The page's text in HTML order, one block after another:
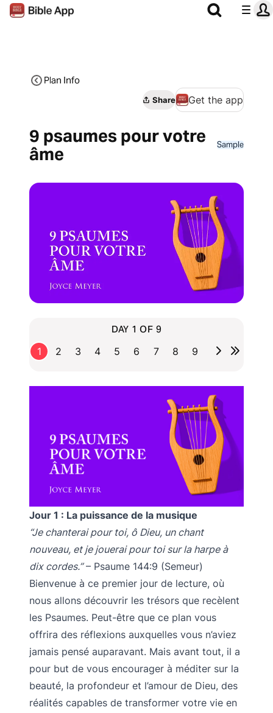
Plan Info
Share Get the app
9 psaumes pour votre
âme
Sample
DAY 1 OF 9
1 2 3 4 5 6 7 8 9
Jour 1 : La puissance de la musique
“Je chanterai pour toi, ô Dieu, un chant
nouveau, et je jouerai pour toi sur la harpe à
dix cordes.”– Psaume 144:9 (Semeur)
Bienvenue à ce premier jour de lecture, où
nous allons découvrir les trésors que recèlent
les Psaumes. Peut-être que ce plan vous
offrira des réflexions auxquelles vous n’aviez
jamais pensé auparavant. Mais avant tout, il a
pour but de vous encourager à méditer sur la
beauté, la profondeur et l’amour de Dieu, des
réalités capables de transformer votre vie en